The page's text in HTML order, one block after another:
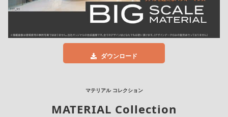
ダウンロード
マテリアル コレクション
MATERIAL Collection